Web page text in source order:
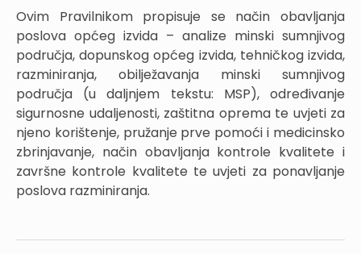
Ovim Pravilnikom propisuje se način obavljanja
poslova općeg izvida – analize minski sumnjivog
područja, dopunskog općeg izvida, tehničkog izvida,
razminiranja, obilježavanja minski sumnjivog
područja (u daljnjem tekstu: MSP), određivanje
sigurnosne udaljenosti, zaštitna oprema te uvjeti za
njeno korištenje, pružanje prve pomoći i medicinsko
zbrinjavanje, način obavljanja kontrole kvalitete i
završne kontrole kvalitete te uvjeti za ponavljanje
poslova razminiranja.